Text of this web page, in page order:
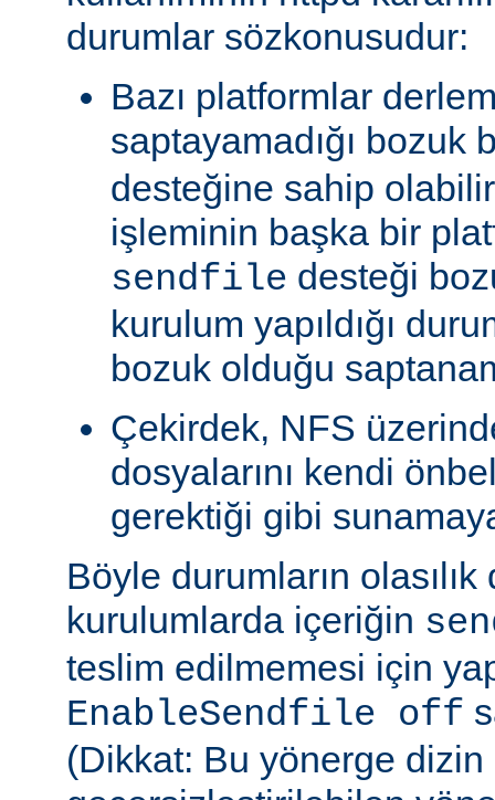
durumlar sözkonusudur:
Bazı platformlar
saptayamadığı bozuk
desteğine sahip
işleminin başka bir
sendfile desteği
kurulum yapıldığı
bozuk olduğu
Çekirdek, NFS
dosyalarını kendi
gerektiği gibi
Böyle durumların
kurulumlarda içeriğin
teslim edilmemesi için
EnableSendfile off
(Dikkat: Bu yönerge